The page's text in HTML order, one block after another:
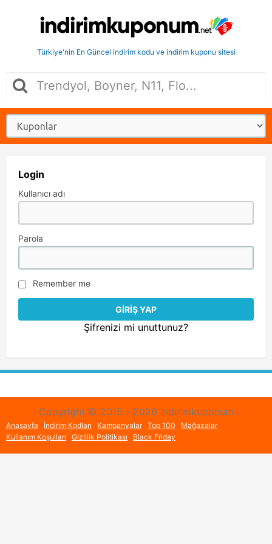
Türkiye'nin En Güncel indirim kodu ve indirim kuponu sitesi
Login
Kullanıcı adı
Parola
Remember me
Şifrenizi mi unuttunuz?
Copyright © 2015 - 2026 indirimkuponum
Anasayfa İndirim Kodları Kampanyalar Top 100
Mağazalar
Kullanım Koşulları
Gizlilik Politikası Black Friday